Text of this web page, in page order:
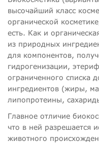
высочайший класс
органической
есть. Как и
из природных
для компонентов,
гидрогенизации,
ограниченного списка
ингредиентов (жиры,
липопротеины,
Главное отличие
что в ней разрешается
животного